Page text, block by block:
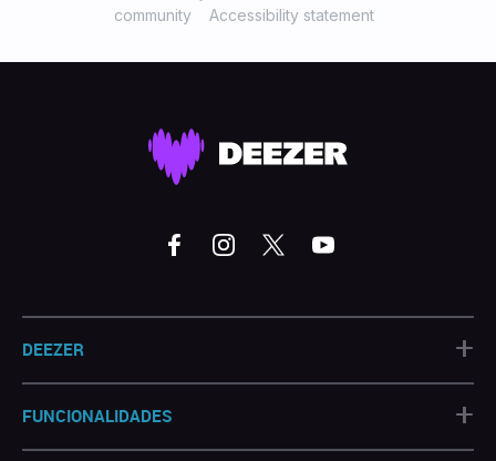
community
Accessibility statement
DEEZER +
FUNCIONALIDADES
+